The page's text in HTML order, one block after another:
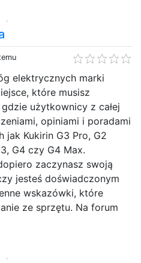
elektrycznych marki
które musisz
użytkownicy z całej
opiniami i poradami
Kukirin G3 Pro, G2
G4 czy G4 Max.
zaczynasz swoją
jesteś doświadczonym
wskazówki, które
ze sprzętu. Na forum